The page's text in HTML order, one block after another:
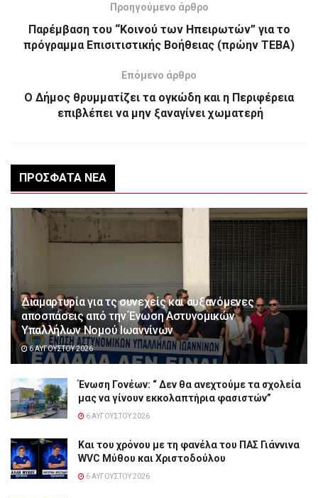
Προηγούμενο άρθρο
Παρέμβαση του “Κοινού των Ηπειρωτών” για το
πρόγραμμα Επισιτιστικής Βοήθειας (πρώην ΤΕΒΑ)
Επόμενο άρθρο
Ο Δήμος θρυμματίζει τα ογκώδη και η Περιφέρεια
επιβλέπει να μην ξαναγίνει χωματερή
ΠΡΌΣΦΑΤΑ ΝΈΑ
Διαμαρτυρία για τς συνεχείς και αυξανόμενες
αποσπάσεις από την Ένωση Αστυνομικών
Υπαλλήλων Νομού Ιωαννίνων
6 ΑΥΓΟΎΣΤΟΥ 2026
Ένωση Γονέων: “ Δεν θα ανεχτούμε τα σχολεία
μας να γίνουν εκκολαπτήρια φασιστών”
6 ΑΥΓΟΎΣΤΟΥ 2026
Και του χρόνου με τη φανέλα του ΠΑΣ Γιάννινα
WVC Μύθου και Χριστοδούλου
6 ΑΥΓΟΎΣΤΟΥ 2026